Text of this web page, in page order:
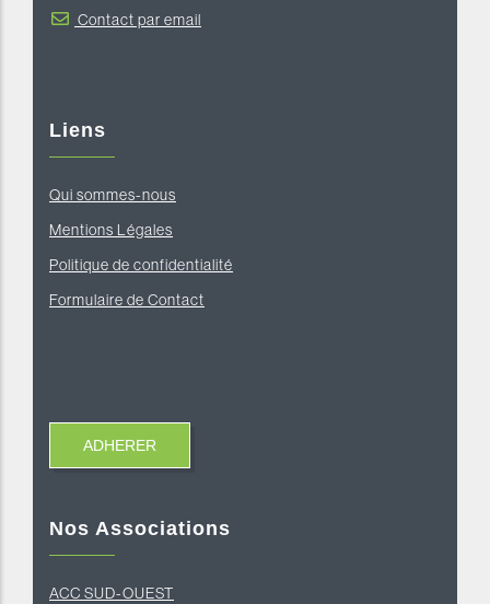
Contact par email
Liens
Qui sommes-nous
Mentions Légales
Politique de confidentialité
Formulaire de Contact
Nos Associations
ACC SUD-OUEST